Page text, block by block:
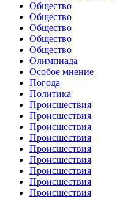
Общество
Общество
Общество
Общество
Общество
Олимпиада
Особое мнение
Погода
Политика
Происшествия
Происшествия
Происшествия
Происшествия
Происшествия
Происшествия
Происшествия
Происшествия
Происшествия